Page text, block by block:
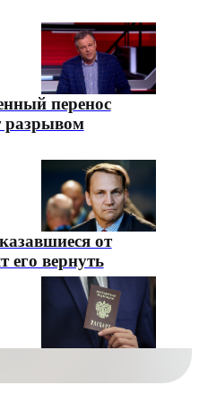
перенос
разрывом
от
его вернуть